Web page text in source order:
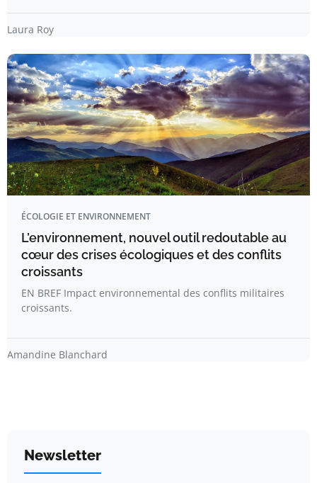
Laura Roy
ÉCOLOGIE ET ENVIRONNEMENT
L’environnement, nouvel outil redoutable au
cœur des crises écologiques et des conflits
croissants
EN BREF Impact environnemental des conflits militaires
croissants.
Amandine Blanchard
Newsletter